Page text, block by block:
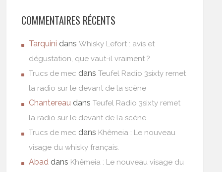
COMMENTAIRES RÉCENTS
Tarquini dansWhisky Lefort : avis et
dégustation, que vaut-il vraiment ?
Trucs de mec dansTeufel Radio 3sixty remet
la radio sur le devant de la scène
Chantereau dansTeufel Radio 3sixty remet
la radio sur le devant de la scène
Trucs de mec dans Khêmeia : Le nouveau
visage du whisky français.
Abad dans Khêmeia : Le nouveau visage du